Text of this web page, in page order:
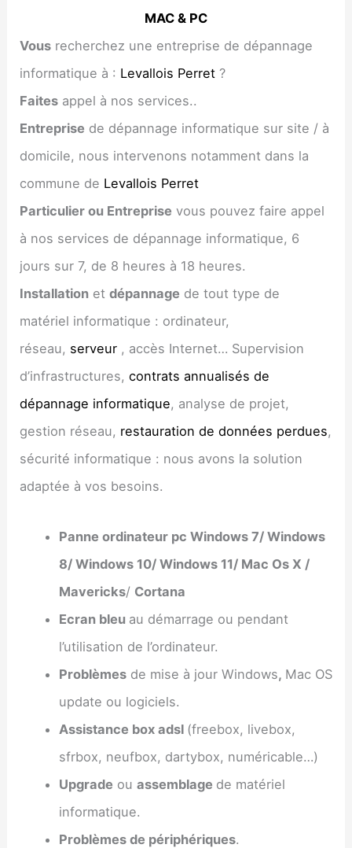
MAC & PC
Vous recherchez une entreprise de dépannage
informatique à : Levallois Perret ?
Faites appel à nos services..
Entreprise de dépannage informatique sur site / à
domicile, nous intervenons notamment dans la
commune de Levallois Perret
Particulier ou Entreprise vous pouvez faire appel
à nos services de dépannage informatique, 6
jours sur 7, de 8 heures à 18 heures.
Installation etdépannage de tout type de
matériel informatique : ordinateur,
réseau, serveur , accès Internet… Supervision
d’infrastructures, contrats annualisés de
dépannage informatique, analyse de projet,
gestion réseau, restauration de données perdues,
sécurité informatique : nous avons la solution
adaptée à vos besoins.
Panne ordinateur pc Windows 7/ Windows
8/ Windows 10/ Windows 11/ Mac Os X /
Mavericks/ Cortana
Ecran bleu au démarrage ou pendant
l’utilisation de l’ordinateur.
Problèmesde mise à jour Windows, Mac OS
update ou logiciels.
Assistance box adsl (freebox, livebox,
sfrbox, neufbox, dartybox, numéricable…)
Upgrade ou assemblage de matériel
informatique.
Problèmes de périphériques.